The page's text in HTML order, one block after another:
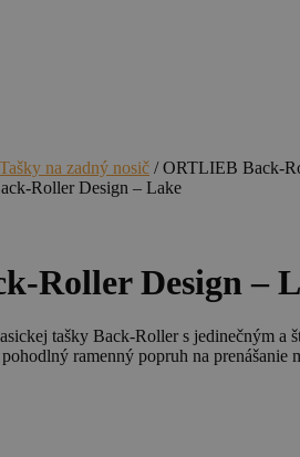
Tašky na zadný nosič / ORTLIEB Back-
Roller Design – Lake
Roller Design –
tašky Back-Roller s jedinečným
ramenný popruh na